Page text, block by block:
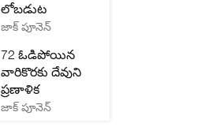
లోబడుట
జాక్ పూనెన్
72 ఓడిపోయిన
వారికొరకు దేవుని
ప్రణాళిక
జాక్ పూనెన్